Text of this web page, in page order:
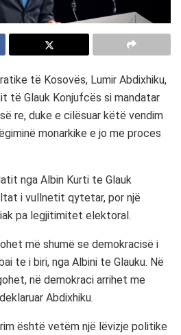
të Kosovës, Lumir Abdixhiku,
të Glauk Konjufcës si mandatar
re, duke e cilësuar këtë vendim
monarkike e jo me proces
nga Albin Kurti te Glauk
i vullnetit qytetar, por një
pa legjitimitet elektoral.
më shumë se demokracisë i
te i biri, nga Albini te Glauku. Në
në demokraci arrihet me
Abdixhiku.
është vetëm një lëvizje politike